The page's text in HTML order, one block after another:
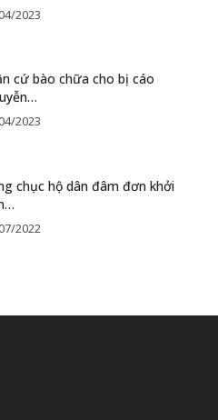
2023
cứ bào chữa cho bị cáo
2023
chục hộ dân đâm đơn khởi
2022